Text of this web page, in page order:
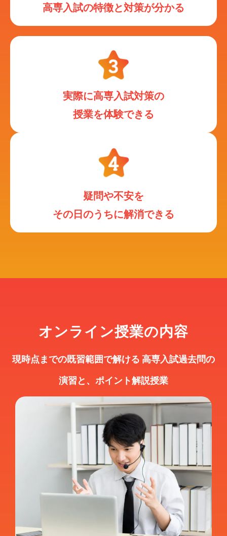
高専入試の特徴と対策が分かる
実際に高専入試対策の
授業を体験できる
疑問や不安を
その日のうちに解消できる
オンライン授業の内容
現時点までの既習範囲で解ける 高専入試過去問の
演習と、ポイント解説授業